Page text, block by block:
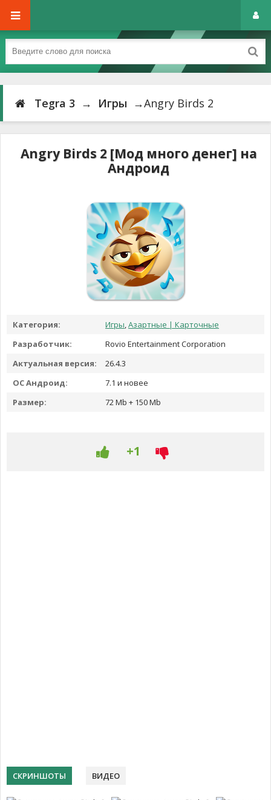
Tegra 3 → Игры →Angry Birds 2
Angry Birds 2 [Мод много денег] на
Андроид
Категория: Игры,Азартные | Карточные
Разработчик:
Rovio Entertainment Corporation
Актуальная версия:
26.4.3
ОС Андроид:
7.1 и новее
Размер:
72 Mb + 150 Mb
+1
СКРИНШОТЫ ВИДЕО